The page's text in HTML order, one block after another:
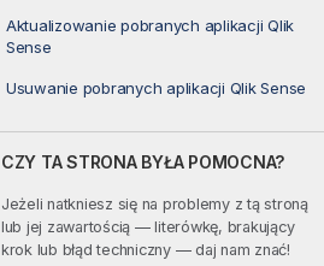
Aktualizowanie pobranych aplikacji Qlik
Sense
Usuwanie pobranych aplikacji Qlik Sense
CZY TA STRONA BYŁA POMOCNA?
Jeżeli natkniesz się na problemy z tą stroną
lub jej zawartością — literówkę, brakujący
krok lub błąd techniczny — daj nam znać!